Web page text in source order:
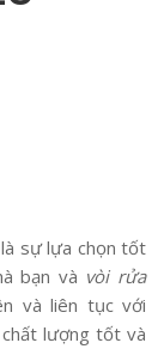
là sự lựa chọn tốt
bạn và vòi rửa
và liên tục với
lượng tốt và